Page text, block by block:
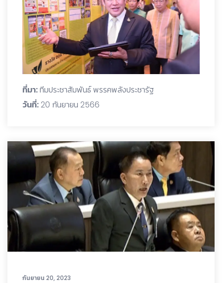
ที่มา:ทีมประชาสัมพันธ์ พรรคพลังประชารัฐ
วันที่: 20 กันยายน 2566
กันยายน 20, 2023